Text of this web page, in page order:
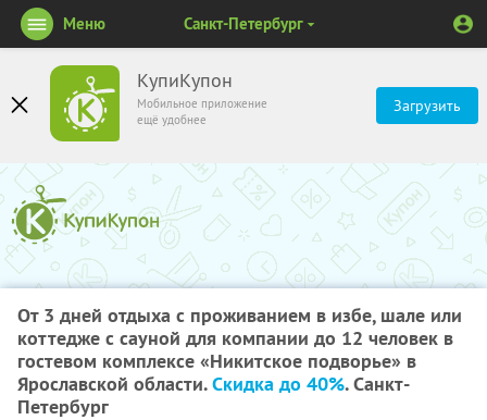
КупиКупон
Мобильное приложение
ещё удобнее
Загрузить
Меню Санкт-Петербург
От 3 дней отдыха с проживанием в избе, шале или
коттедже с сауной для компании до 12 человек в
гостевом комплексе «Никитское подворье» в
Ярославской области.Скидка до 40%. Санкт-
Петербург